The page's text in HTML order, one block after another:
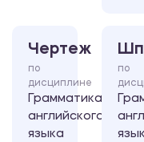
Чертеж
по
дисциплине
Грамматика
английского
языка
по